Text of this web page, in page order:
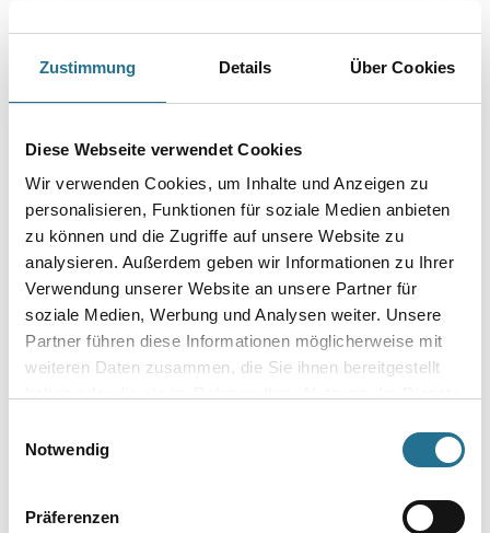
Zustimmung Details Über Cookies
Diese Webseite verwendet Cookies
Wir verwenden Cookies, um Inhalte und Anzeigen zu
personalisieren, Funktionen für soziale Medien anbieten
zu können und die Zugriffe auf unsere Website zu
analysieren. Außerdem geben wir Informationen zu Ihrer
Verwendung unserer Website an unsere Partner für
soziale Medien, Werbung und Analysen weiter. Unsere
Partner führen diese Informationen möglicherweise mit
weiteren Daten zusammen, die Sie ihnen bereitgestellt
Notwendig
Präferenzen
WD Messkanne PP transparent 3L, mit 2 Skalen
Größe
Farbtonbezeichnung
Umrechnungsfaktoren